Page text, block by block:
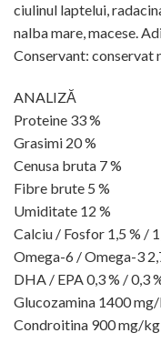
ciulinul laptelui,
nalba mare, macese.
Conservant: conservat
ANALIZĂ
Proteine 33 %
Grasimi 20 %
Cenusa bruta 7 %
Fibre brute 5 %
Umiditate 12 %
Calciu / Fosfor 1,5 % /
Omega-6 / Omega-3
DHA / EPA 0,3 % / 0,3
Glucozamina 1400
Condroitina 900 mg/kg